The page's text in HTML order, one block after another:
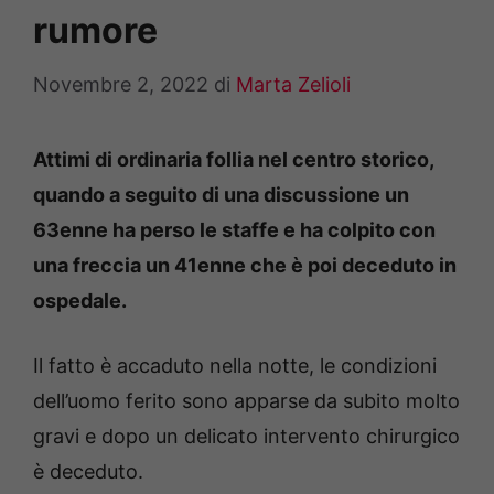
rumore
Novembre 2, 2022 di Marta Zelioli
Attimi di ordinaria follia nel centro storico,
quando a seguito di una discussione un
63enne ha perso le staffe e ha colpito con
una freccia un 41enne che è poi deceduto in
ospedale.
Il fatto è accaduto nella notte, le condizioni
dell’uomo ferito sono apparse da subito molto
gravi e dopo un delicato intervento chirurgico
è deceduto.